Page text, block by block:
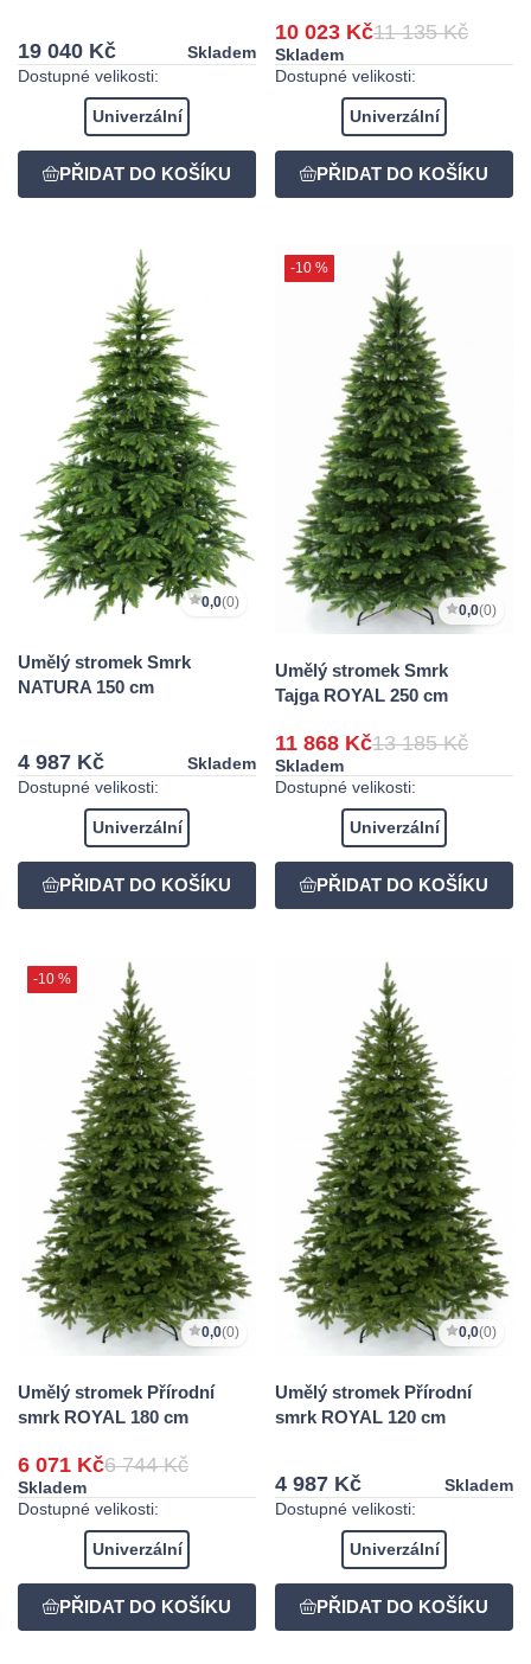
19 040 Kč
Skladem
Dostupné velikosti:
Univerzální
10 023 Kč11 135 Kč
Skladem
Dostupné velikosti:
Univerzální
0,0(0)
Umělý stromek Smrk
NATURA 150 cm
4 987 Kč
Skladem
Dostupné velikosti:
Univerzální
-10 %
0,0(0)
Umělý stromek Smrk
Tajga ROYAL 250 cm
11 868 Kč13 185 Kč
Skladem
Dostupné velikosti:
Univerzální
-10 %
0,0(0)
Umělý stromek Přírodní
smrk ROYAL 180 cm
6 071 Kč6 744 Kč
Skladem
Dostupné velikosti:
Univerzální
0,0(0)
Umělý stromek Přírodní
smrk ROYAL 120 cm
4 987 Kč
Skladem
Dostupné velikosti:
Univerzální